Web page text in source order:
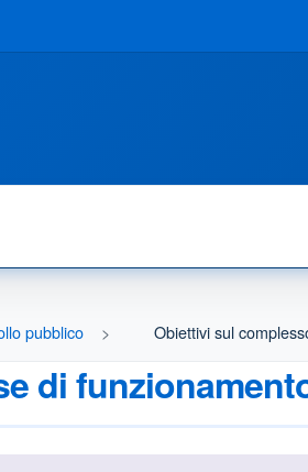
pubblico Obiettivi sul
di